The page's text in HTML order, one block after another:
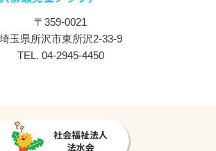
〒359-0021
埼玉県所沢市東所沢2-33-9
TEL. 04-2945-4450